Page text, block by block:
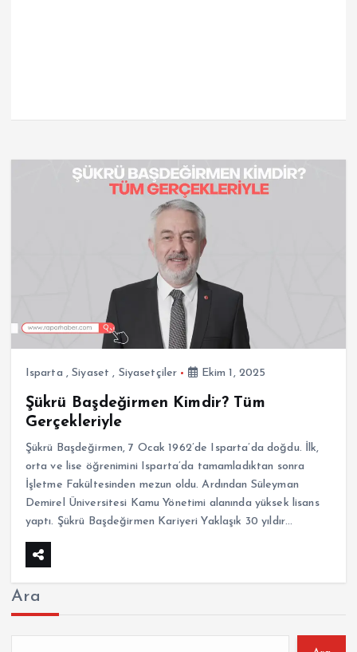
Isparta ,Siyaset , Siyasetçiler Ekim 1, 2025
Şükrü Başdeğirmen Kimdir? Tüm
Gerçekleriyle
Şükrü Başdeğirmen, 7 Ocak 1962’de Isparta’da doğdu. İlk,
orta ve lise öğrenimini Isparta’da tamamladıktan sonra
İşletme Fakültesinden mezun oldu. Ardından Süleyman
Demirel Üniversitesi Kamu Yönetimi alanında yüksek lisans
yaptı. Şükrü Başdeğirmen Kariyeri Yaklaşık 30 yıldır…
Ara